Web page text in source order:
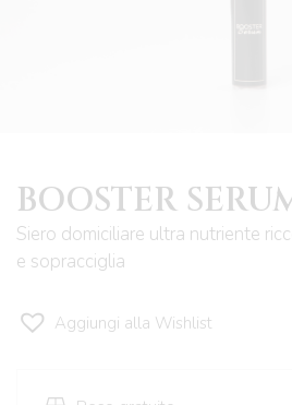
BOOSTER
Siero domiciliare ultra nutriente
e sopracciglia
Aggiungi alla Wishlist